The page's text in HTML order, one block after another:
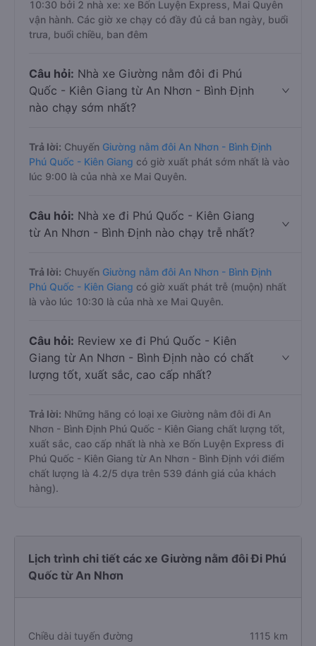
10:30 bởi 2 nhà xe: xe Bốn Luyện Express, Mai Quyên
vận hành. Các giờ xe chạy có đầy đủ cả ban ngày, buổi
trưa, buổi chiều, ban đêm
Câu hỏi: Nhà xe Giường nằm đôi đi Phú
Quốc - Kiên Giang từ An Nhơn - Bình Định
nào chạy sớm nhất?
Trả lời: Chuyến Giường nằm đôi An Nhơn - Bình Định
Phú Quốc - Kiên Giang có giờ xuất phát sớm nhất là vào
lúc 9:00 là của nhà xe Mai Quyên.
Câu hỏi: Nhà xe đi Phú Quốc - Kiên Giang
từ An Nhơn - Bình Định nào chạy trễ nhất?
Trả lời: Chuyến Giường nằm đôi An Nhơn - Bình Định
Phú Quốc - Kiên Giang có giờ xuất phát trễ (muộn) nhất
là vào lúc 10:30 là của nhà xe Mai Quyên.
Câu hỏi: Review xe đi Phú Quốc - Kiên
Giang từ An Nhơn - Bình Định nào có chất
lượng tốt, xuất sắc, cao cấp nhất?
Trả lời: Những hãng có loại xe Giường nằm đôi đi An
Nhơn - Bình Định Phú Quốc - Kiên Giang chất lượng tốt,
xuất sắc, cao cấp nhất là nhà xe Bốn Luyện Express đi
Phú Quốc - Kiên Giang từ An Nhơn - Bình Định với điểm
chất lượng là 4.2/5 dựa trên 539 đánh giá của khách
hàng).
Lịch trình chi tiết các xe Giường nằm đôi Đi Phú
Quốc từ An Nhơn
Chiều dài tuyến đường 1115 km